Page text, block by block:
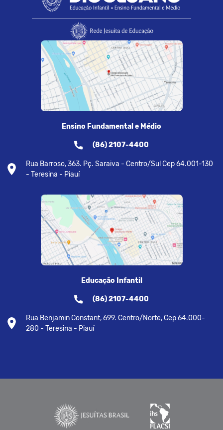
Ensino Fundamental e Médio
(86) 2107-4400
Rua Barroso, 363. Pç. Saraiva - Centro/Sul Cep 64.001-130
- Teresina - Piauí
Educação Infantil
(86) 2107-4400
Rua Benjamin Constant, 699. Centro/Norte, Cep 64.000-
280 - Teresina - Piauí